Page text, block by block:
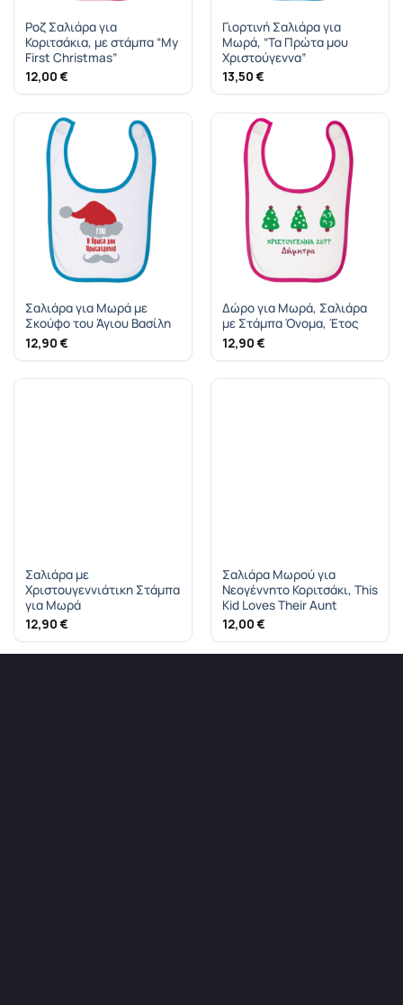
Ροζ Σαλιάρα για
Κοριτσάκια, με στάμπα “My
First Christmas”
12,00 €
Γιορτινή Σαλιάρα για
Μωρά, “Τα Πρώτα μου
Χριστούγεννα”
13,50 €
Σαλιάρα για Μωρά με
Σκούφο του Άγιου Βασίλη
12,90 €
Δώρο για Μωρά, Σαλιάρα
με Στάμπα Όνομα, Έτος
12,90 €
Σαλιάρα με
Χριστουγεννιάτικη Στάμπα
για Μωρά
12,90 €
Σαλιάρα Μωρού για
Νεογέννητο Κοριτσάκι, This
Kid Loves Their Aunt
12,00 €